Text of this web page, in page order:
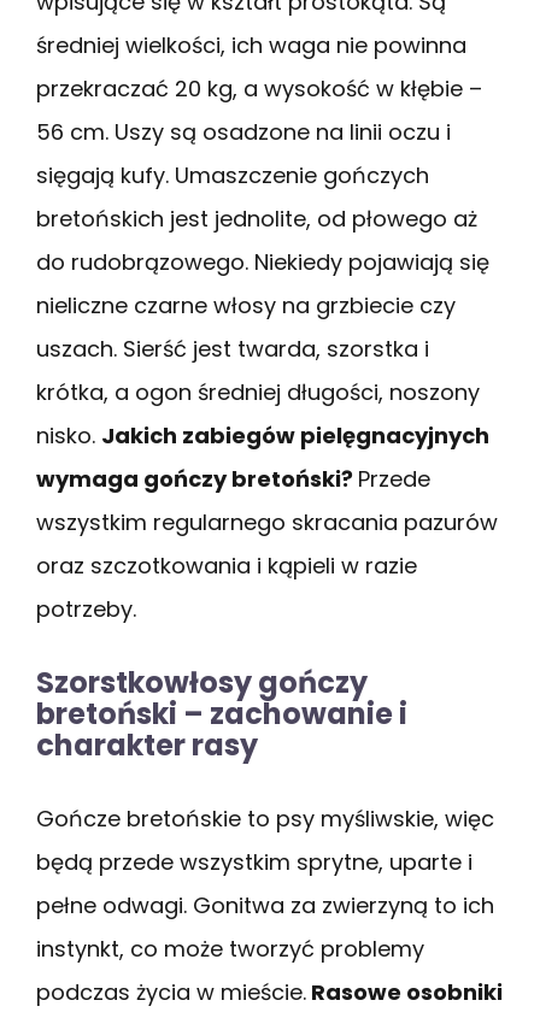
średniej wielkości, ich waga nie powinna
przekraczać 20 kg, a wysokość w kłębie –
56 cm. Uszy są osadzone na linii oczu i
sięgają kufy. Umaszczenie gończych
bretońskich jest jednolite, od płowego aż
do rudobrązowego. Niekiedy pojawiają się
nieliczne czarne włosy na grzbiecie czy
uszach. Sierść jest twarda, szorstka i
krótka, a ogon średniej długości, noszony
nisko. Jakich zabiegów pielęgnacyjnych
wymaga gończy bretoński? Przede
wszystkim regularnego skracania pazurów
oraz szczotkowania i kąpieli w razie
potrzeby.
Szorstkowłosy gończy
bretoński – zachowanie i
charakter rasy
Gończe bretońskie to psy myśliwskie, więc
będą przede wszystkim sprytne, uparte i
pełne odwagi. Gonitwa za zwierzyną to ich
instynkt, co może tworzyć problemy
podczas życia w mieście. Rasowe osobniki